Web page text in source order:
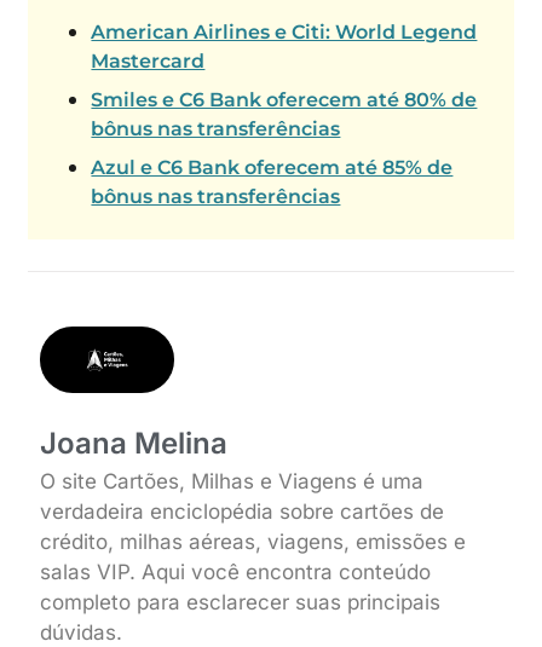
American Airlines e Citi: World Legend
Mastercard
Smiles e C6 Bank oferecem até 80% de
bônus nas transferências
Azul e C6 Bank oferecem até 85% de
bônus nas transferências
Joana Melina
O site Cartões, Milhas e Viagens é uma
verdadeira enciclopédia sobre cartões de
crédito, milhas aéreas, viagens, emissões e
salas VIP. Aqui você encontra conteúdo
completo para esclarecer suas principais
dúvidas.